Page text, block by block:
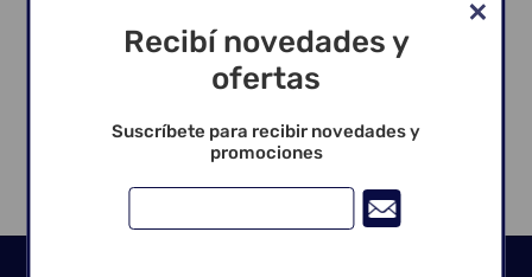
Efecto de color natural y de luz a través de los
cristales de leucita.
Manipulación fácil gracias al sistema general de
Seguridad en la elaboración desde 1988.
Recibí novedades y
ofertas
Suscríbete para recibir novedades y
promociones